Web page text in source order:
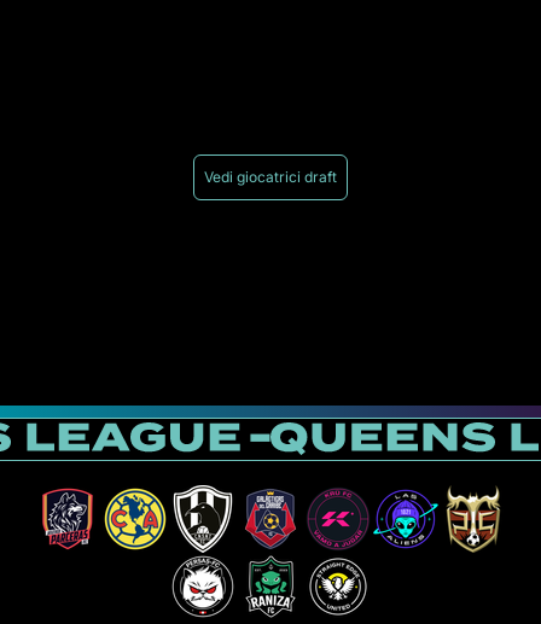
Vedi giocatrici draft